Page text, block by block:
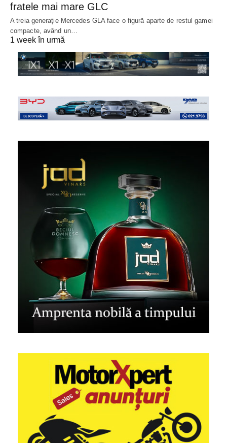
fratele mai mare GLC
A treia generație Mercedes GLA face o figură aparte de restul gamei
compacte, având un…
1 week în urmă